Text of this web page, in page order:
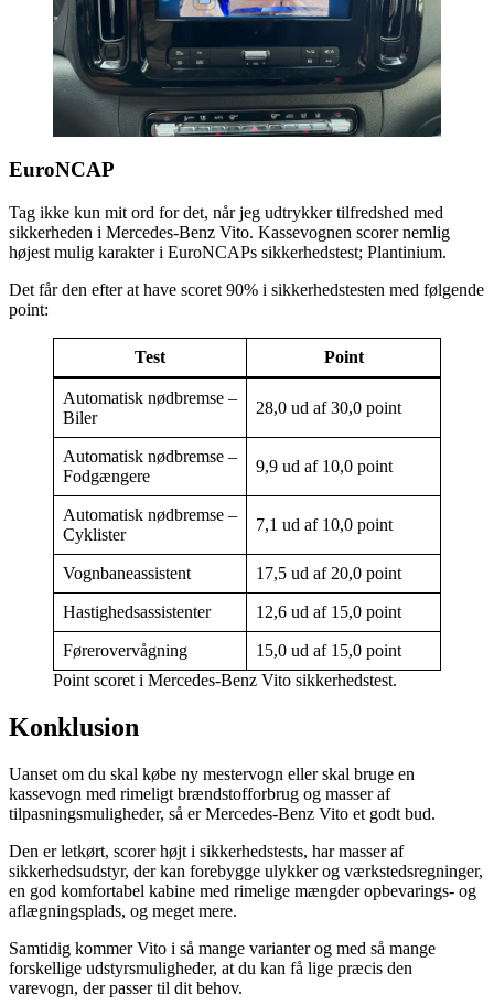
EuroNCAP
Tag ikke kun mit ord for det, når jeg udtrykker tilfredshed med
sikkerheden i Mercedes-Benz Vito. Kassevognen scorer nemlig
højest mulig karakter i EuroNCAPs sikkerhedstest; Plantinium.
Det får den efter at have scoret 90% i sikkerhedstesten med følgende
point:
Test Point
Automatisk nødbremse –
Biler
28,0 ud af 30,0 point
Automatisk nødbremse –
Fodgængere
9,9 ud af 10,0 point
Automatisk nødbremse –
Cyklister
7,1 ud af 10,0 point
Vognbaneassistent 17,5 ud af 20,0 point
Hastighedsassistenter 12,6 ud af 15,0 point
Førerovervågning
15,0 ud af 15,0 point
Point scoret i Mercedes-Benz Vito sikkerhedstest.
Konklusion
Uanset om du skal købe ny mestervogn eller skal bruge en
kassevogn med rimeligt brændstofforbrug og masser af
tilpasningsmuligheder, så er Mercedes-Benz Vito et godt bud.
Den er letkørt, scorer højt i sikkerhedstests, har masser af
sikkerhedsudstyr, der kan forebygge ulykker og værkstedsregninger,
en god komfortabel kabine med rimelige mængder opbevarings- og
aflægningsplads, og meget mere.
Samtidig kommer Vito i så mange varianter og med så mange
forskellige udstyrsmuligheder, at du kan få lige præcis den
varevogn, der passer til dit behov.